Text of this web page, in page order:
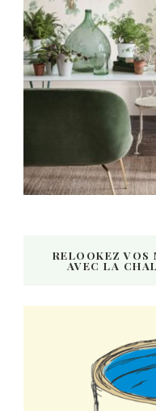
RELOOKEZ VOS
AVEC LA